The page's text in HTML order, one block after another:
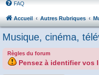
FAQ
Accueil Autres Rubriques
Musique, cinéma,
Règles du forum
Pensez à identifier vos